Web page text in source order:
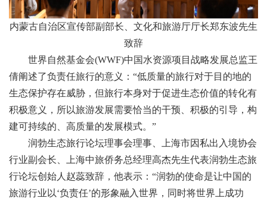
内蒙古自治区宣传部副部长、文化和旅游厅厅长郑东波先生
致辞
世界自然基金会(WWF)中国水资源项目战略发展总监王
倩阐述了负责任旅行的意义：“低质量的旅行对于目的地的
生态保护存在威胁，但旅行本身对于促进生态价值的转化有
积极意义，所以旅游发展需要恰当的干预、积极的引导，构
建可持续的、高质量的发展模式。”
润勃生态旅行论坛理事会理事、上海市因私出入境协会
行业副会长、上海中旅侨务总经理高杰先生代表润勃生态旅
行论坛创始人赵蕊致辞，他表示：“润勃的使命是让中国的
旅游行业以‘负责任’的形象融入世界，同时将世界上成功